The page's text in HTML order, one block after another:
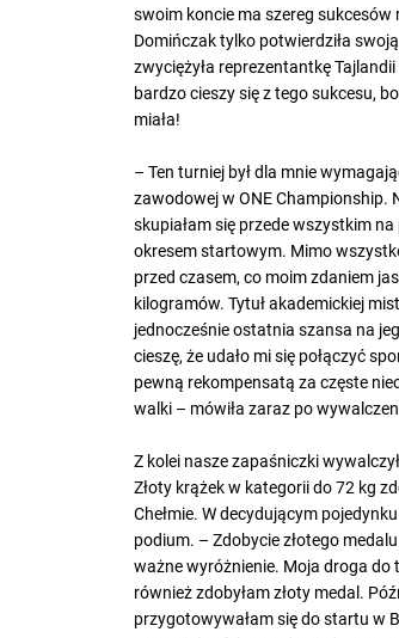
swoim koncie ma szereg
Domińczak tylko potwierdziła
zwyciężyła reprezentantkę
bardzo cieszy się z tego sukcesu,
miała!
– Ten turniej był dla mnie
zawodowej w ONE Championship.
skupiałam się przede wszystkim
okresem startowym. Mimo
przed czasem, co moim zdaniem
kilogramów. Tytuł akademickiej
jednocześnie ostatnia szansa na
cieszę, że udało mi się połączyć
pewną rekompensatą za częste
walki – mówiła zaraz po
Z kolei nasze zapaśniczki
Złoty krążek w kategorii do 72 kg
Chełmie. W decydującym
podium. – Zdobycie złotego
ważne wyróżnienie. Moja droga do
również zdobyłam złoty medal.
przygotowywałam się do startu w